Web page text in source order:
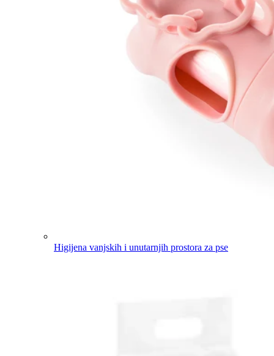
Higijena vanjskih i unutarnjih prostora za pse